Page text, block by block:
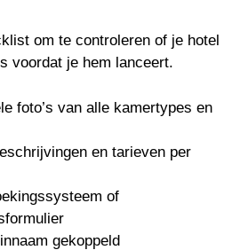
om te controleren of je hotel
voordat je hem lanceert.
foto’s van alle kamertypes en
en tarieven per
of
gekoppeld